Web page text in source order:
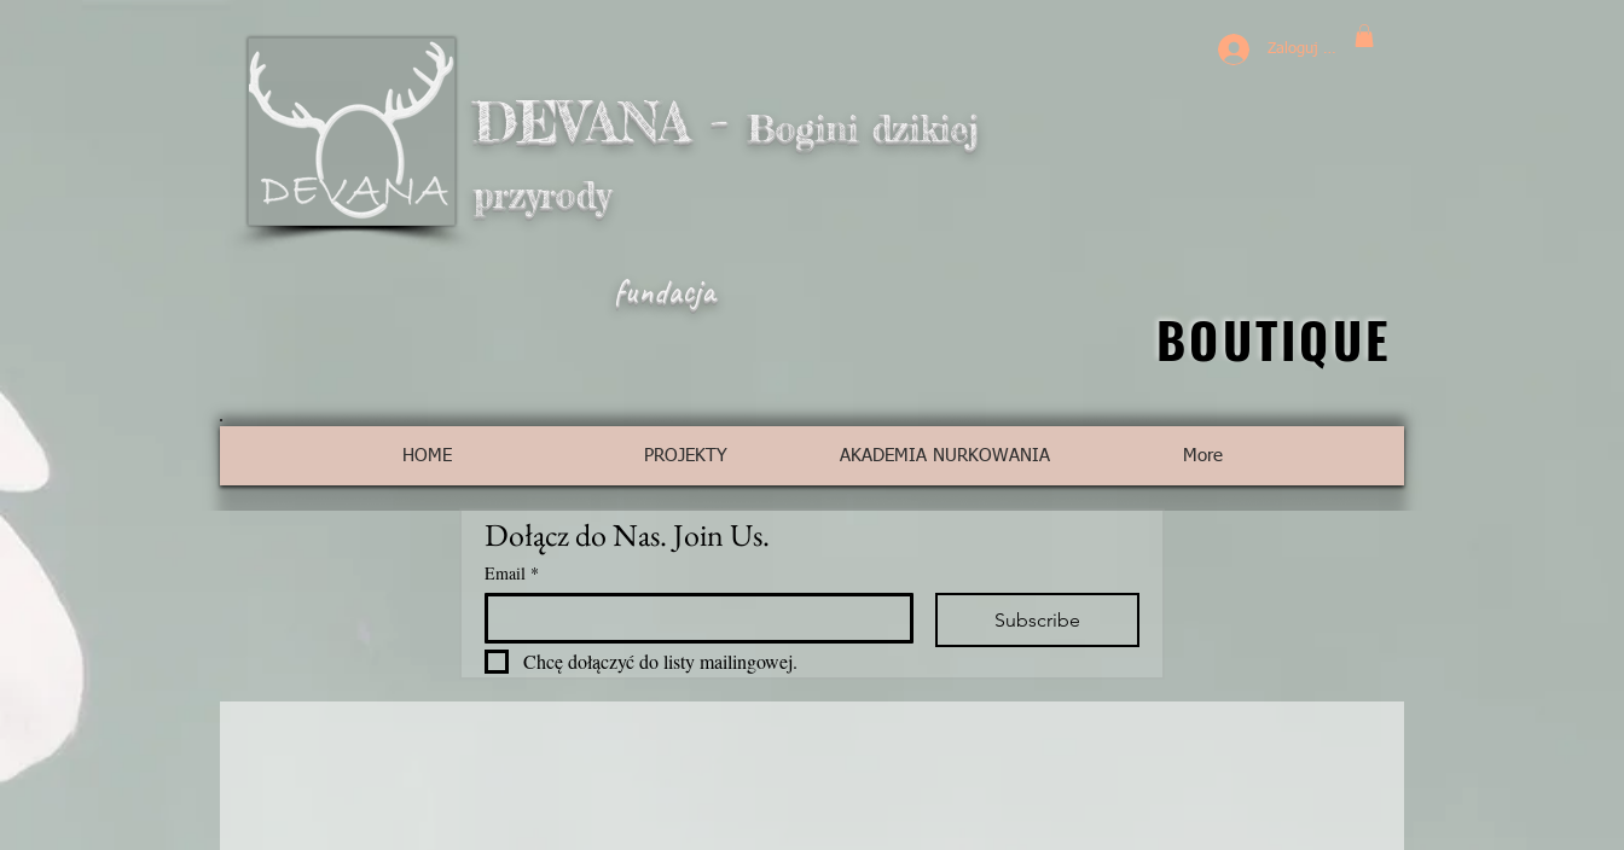
Zaloguj się
DEVANA - Bogini dzikiej
przyrody
fundacja
BOUTIQUE
BOUTIQUE
HOME PROJEKTY AKADEMIA NURKOWANIA More
Dołącz do Nas. Join Us.
Email *
Subscribe
Chcę dołączyć do listy mailingowej.